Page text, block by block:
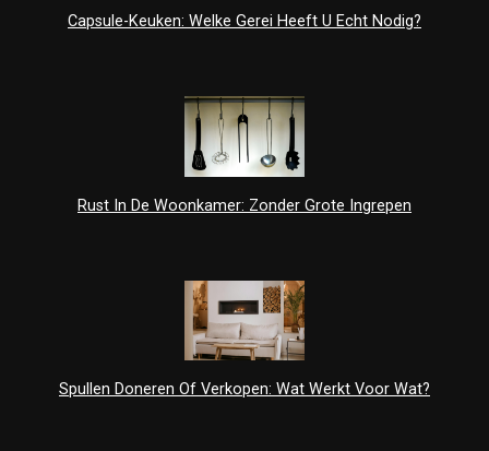
Capsule-Keuken: Welke Gerei Heeft U Echt Nodig?
Rust In De Woonkamer: Zonder Grote Ingrepen
Spullen Doneren Of Verkopen: Wat Werkt Voor Wat?